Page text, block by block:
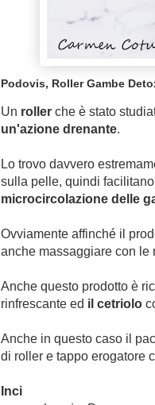
Podovis, Roller Gambe
Un roller che è stato
un'azione drenante.
Lo trovo davvero
sulla pelle, quindi
microcircolazione delle
Ovviamente affinché il
anche massaggiare con le
Anche questo prodotto è
rinfrescante ed il cetriolo
Anche in questo caso il
di roller e tappo erogatore
Inci